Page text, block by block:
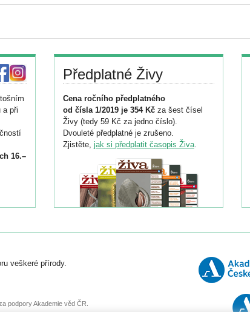
a při
16.–
Předplatné Živy
Cena ročního předplatného
od čísla 1/2019 je 354 Kč za šest čísel
Živy (tedy 59 Kč za jedno číslo).
Dvouleté předplatné je zrušeno.
Zjistěte, jak si předplatit časopis Živa.
veškeré přírody.
podpory Akademie věd ČR.